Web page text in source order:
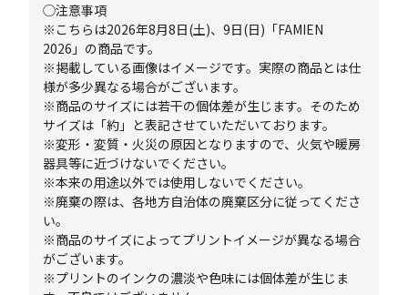
◯注意事項
※こちらは2026年8月8日(土)、9日(日)「FAMIEN
2026」の商品です。
※掲載している画像はイメージです。実際の商品とは仕
様が多少異なる場合がございます。
※商品のサイズには若干の個体差が生じます。そのため
サイズは「約」と表記させていただいております。
※変形・変質・火災の原因となりますので、火気や暖房
器具等に近づけないでください。
※本来の用途以外では使用しないでください。
※廃棄の際は、各地方自治体の廃棄区分に従ってくださ
い。
※商品のサイズによってプリントイメージが異なる場合
がございます。
※プリントのインクの濃淡や色味には個体差が生じま